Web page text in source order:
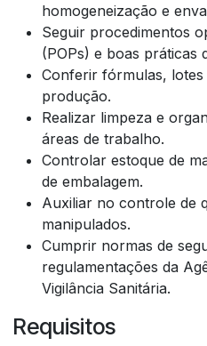
homogeneização e
Seguir procedimentos
(POPs) e boas práticas
Conferir fórmulas, lotes
produção.
Realizar limpeza e
áreas de trabalho.
Controlar estoque de
de embalagem.
Auxiliar no controle de
manipulados.
Cumprir normas de
regulamentações da
Vigilância Sanitária.
Requisitos